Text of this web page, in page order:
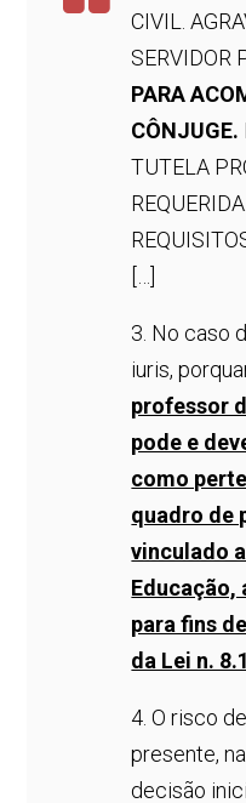
CIVIL.
SERVIDOR
PARA
CÔNJUGE.
TUTELA
3. No caso
iuris,
professor
pode e
como
quadro de
vinculado
Educação,
para fins
da Lei n.
4. O risco
presente,
decisão